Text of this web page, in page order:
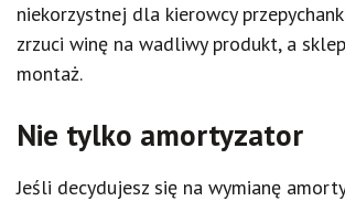
niekorzystnej dla kierowcy
zrzuci winę na wadliwy produkt, a
montaż.
Nie tylko amortyzator
Jeśli decydujesz się na wymianę